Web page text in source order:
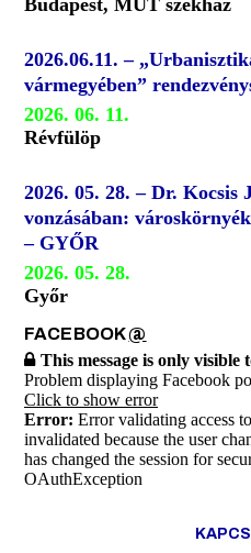
Budapest, MUT székház
2026.06.11. –
vármegyében”
2026. 06. 11.
Révfülöp
2026. 05. 28. – Dr. Kocsis
vonzásában:
– GYŐR
2026. 05. 28.
Győr
FACEBOOK@
This message is only visible
Problem displaying Facebook
Click to show error
Error: Error validating access
invalidated because the user
has changed the session for
OAuthException